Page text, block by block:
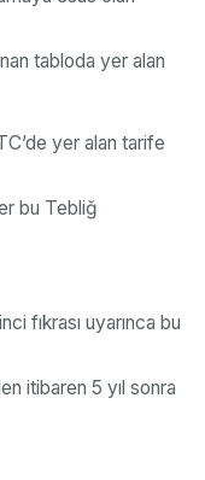
tabloda yer alan
yer alan tarife
bu Tebliğ
fıkrası uyarınca bu
itibaren 5 yıl sonra